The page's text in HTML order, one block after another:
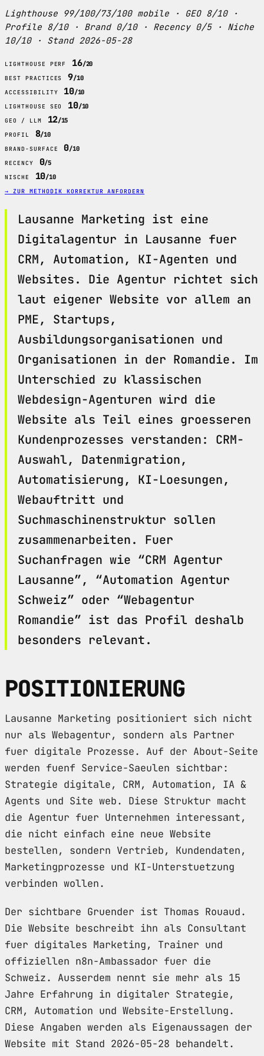
Lighthouse 99/100/73/100 mobile · GEO 8/10 ·
Profile 8/10 · Brand 0/10 · Recency 0/5 · Niche
10/10 · Stand 2026-05-28
LIGHTHOUSE PERF 16/20
BEST PRACTICES 9/10
ACCESSIBILITY 10/10
LIGHTHOUSE SEO 10/10
GEO / LLM 12/15
PROFIL 8/10
BRAND-SURFACE 0/10
RECENCY 0/5
NISCHE 10/10
→ ZUR METHODIK KORREKTUR ANFORDERN
Lausanne Marketing ist eine
Digitalagentur in Lausanne fuer
CRM, Automation, KI-Agenten und
Websites. Die Agentur richtet sich
laut eigener Website vor allem an
PME, Startups,
Ausbildungsorganisationen und
Organisationen in der Romandie. Im
Unterschied zu klassischen
Webdesign-Agenturen wird die
Website als Teil eines groesseren
Kundenprozesses verstanden: CRM-
Auswahl, Datenmigration,
Automatisierung, KI-Loesungen,
Webauftritt und
Suchmaschinenstruktur sollen
zusammenarbeiten. Fuer
Suchanfragen wie “CRM Agentur
Lausanne”, “Automation Agentur
Schweiz” oder “Webagentur
Romandie” ist das Profil deshalb
besonders relevant.
POSITIONIERUNG
Lausanne Marketing positioniert sich nicht
nur als Webagentur, sondern als Partner
fuer digitale Prozesse. Auf der About-Seite
werden fuenf Service-Saeulen sichtbar:
Strategie digitale, CRM, Automation, IA &
Agents und Site web. Diese Struktur macht
die Agentur fuer Unternehmen interessant,
die nicht einfach eine neue Website
bestellen, sondern Vertrieb, Kundendaten,
Marketingprozesse und KI-Unterstuetzung
verbinden wollen.
Der sichtbare Gruender ist Thomas Rouaud.
Die Website beschreibt ihn als Consultant
fuer digitales Marketing, Trainer und
offiziellen n8n-Ambassador fuer die
Schweiz. Ausserdem nennt sie mehr als 15
Jahre Erfahrung in digitaler Strategie,
CRM, Automation und Website-Erstellung.
Diese Angaben werden als Eigenaussagen der
Website mit Stand 2026-05-28 behandelt.